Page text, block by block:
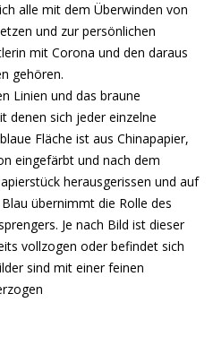
alle mit dem Überwinden von
und zur persönlichen
mit Corona und den daraus
gehören.
Linien und das braune
denen sich jeder einzelne
Fläche ist aus Chinapapier,
eingefärbt und nach dem
herausgerissen und auf
übernimmt die Rolle des
Je nach Bild ist dieser
vollzogen oder befindet sich
sind mit einer feinen